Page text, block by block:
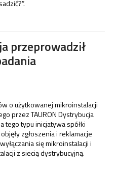
przeprowadził
o użytkowanej mikroinstalacji
przez TAURON Dystrybucja
tego typu inicjatywa spółki
zgłoszenia i reklamacje
się mikroinstalacji i
z siecią dystrybucyjną.